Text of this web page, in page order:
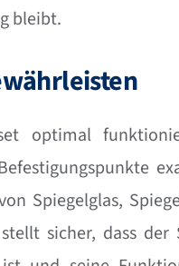
bleibt.
optimal
Spiegelglas,
sicher, dass